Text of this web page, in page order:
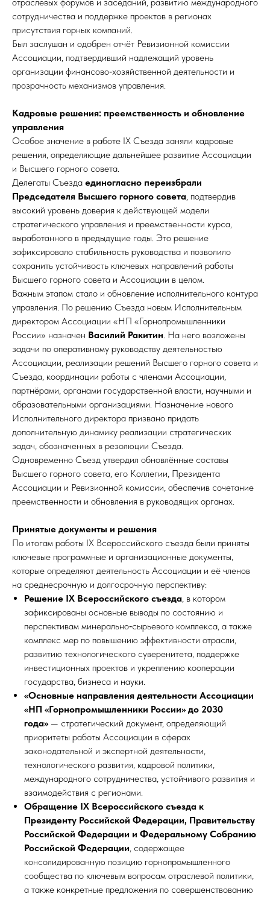
сотрудничества и поддержке проектов в регионах
присутствия горных компаний.
Был заслушан и одобрен отчёт Ревизионной комиссии
Ассоциации, подтвердивший надлежащий уровень
организации финансово‑хозяйственной деятельности и
прозрачность механизмов управления.
Кадровые решения: преемственность и обновление
управления
Особое значение в работе IX Съезда заняли кадровые
решения, определяющие дальнейшее развитие Ассоциации
и Высшего горного совета.
Делегаты Съезда единогласно переизбрали
Председателя Высшего горного совета, подтвердив
высокий уровень доверия к действующей модели
стратегического управления и преемственности курса,
выработанного в предыдущие годы. Это решение
зафиксировало стабильность руководства и позволило
сохранить устойчивость ключевых направлений работы
Высшего горного совета и Ассоциации в целом.
Важным этапом стало и обновление исполнительного контура
управления. По решению Съезда новым Исполнительным
директором Ассоциации «НП «Горнопромышленники
России» назначен Василий Ракитин. На него возложены
задачи по оперативному руководству деятельностью
Ассоциации, реализации решений Высшего горного совета и
Съезда, координации работы с членами Ассоциации,
партнёрами, органами государственной власти, научными и
образовательными организациями. Назначение нового
Исполнительного директора призвано придать
дополнительную динамику реализации стратегических
задач, обозначенных в резолюции Съезда.
Одновременно Съезд утвердил обновлённые составы
Высшего горного совета, его Коллегии, Президента
Ассоциации и Ревизионной комиссии, обеспечив сочетание
преемственности и обновления в руководящих органах.
Принятые документы и решения
По итогам работы IX Всероссийского съезда были приняты
ключевые программные и организационные документы,
которые определяют деятельность Ассоциации и её членов
на среднесрочную и долгосрочную перспективу:
Решение IX Всероссийского съезда, в котором
зафиксированы основные выводы по состоянию и
перспективам минерально‑сырьевого комплекса, а также
комплекс мер по повышению эффективности отрасли,
развитию технологического суверенитета, поддержке
инвестиционных проектов и укреплению кооперации
государства, бизнеса и науки.
«Основные направления деятельности Ассоциации
«НП «Горнопромышленники России» до 2030
года» — стратегический документ, определяющий
приоритеты работы Ассоциации в сферах
законодательной и экспертной деятельности,
технологического развития, кадровой политики,
международного сотрудничества, устойчивого развития и
взаимодействия с регионами.
Обращение IX Всероссийского съезда к
Президенту Российской Федерации, Правительству
Российской Федерации и Федеральному Собранию
Российской Федерации, содержащее
консолидированную позицию горнопромышленного
сообщества по ключевым вопросам отраслевой политики,
а также конкретные предложения по совершенствованию